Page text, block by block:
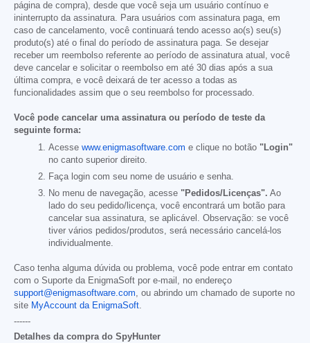
página de compra), desde que você seja um usuário contínuo e
ininterrupto da assinatura. Para usuários com assinatura paga, em
caso de cancelamento, você continuará tendo acesso ao(s) seu(s)
produto(s) até o final do período de assinatura paga. Se desejar
receber um reembolso referente ao período de assinatura atual, você
deve cancelar e solicitar o reembolso em até 30 dias após a sua
última compra, e você deixará de ter acesso a todas as
funcionalidades assim que o seu reembolso for processado.
Você pode cancelar uma assinatura ou período de teste da
seguinte forma:
Acesse www.enigmasoftware.com e clique no botão "Login"
no canto superior direito.
Faça login com seu nome de usuário e senha.
No menu de navegação, acesse "Pedidos/Licenças". Ao
lado do seu pedido/licença, você encontrará um botão para
cancelar sua assinatura, se aplicável. Observação: se você
tiver vários pedidos/produtos, será necessário cancelá-los
individualmente.
Caso tenha alguma dúvida ou problema, você pode entrar em contato
com o Suporte da EnigmaSoft por e-mail, no endereço
support@enigmasoftware.com, ou abrindo um chamado de suporte no
site MyAccount da EnigmaSoft.
------
Detalhes da compra do SpyHunter